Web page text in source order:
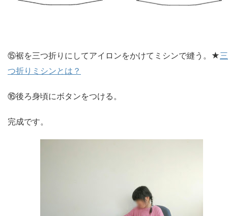
⑮裾を三つ折りにしてアイロンをかけてミシンで縫う。★三
つ折りミシンとは？
⑯後ろ身頃にボタンをつける。
完成です。